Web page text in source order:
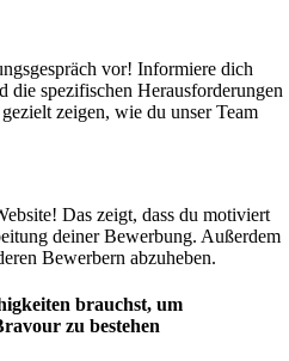
vor! Informiere dich
spezifischen Herausforderungen
zeigen, wie du unser Team
Das zeigt, dass du motiviert
deiner Bewerbung. Außerdem
Bewerbern abzuheben.
brauchst, um
zu bestehen